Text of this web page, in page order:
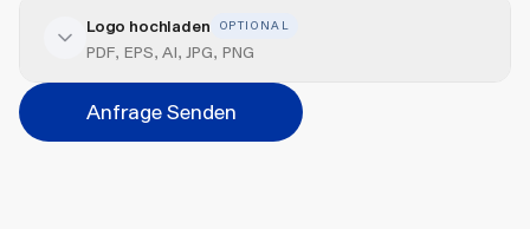
Veredelung hinzufügen
Position
Bitte wählen...
Logo hochladen OPTIONAL
PDF, EPS, AI, JPG, PNG
Anfrage Senden